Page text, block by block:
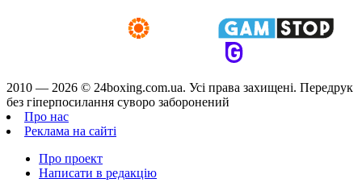
2010 — 2026 © 24boxing.com.ua. Усi права захищенi. Передрук
без гіперпосилання суворо заборонений
Про нас
Реклама на сайті
Про проект
Написати в редакцію